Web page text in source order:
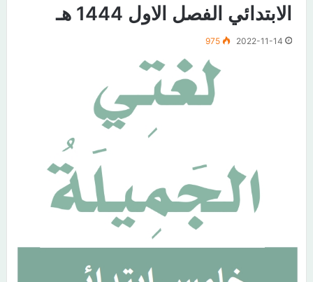
الابتدائي الفصل الاول 1444 هـ
2022-11-14
975